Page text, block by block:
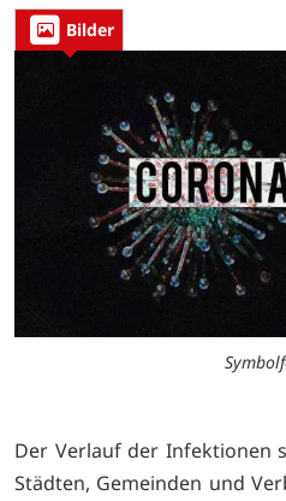
Bilder
Der Verlauf der Infektionen
Städten, Gemeinden und